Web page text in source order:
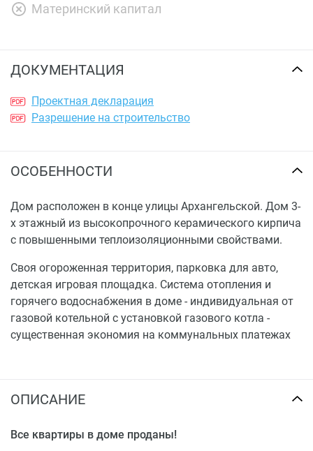
Материнский капитал
ДОКУМЕНТАЦИЯ
Проектная декларация
Разрешение на строительство
ОСОБЕННОСТИ
Дом расположен в конце улицы Архангельской. Дом 3-
х этажный из высокопрочного керамического кирпича
с повышенными теплоизоляционными свойствами.
Своя огороженная территория, парковка для авто,
детская игровая площадка. Система отопления и
горячего водоснабжения в доме - индивидуальная от
газовой котельной с установкой газового котла -
существенная экономия на коммунальных платежах
ОПИСАНИЕ
Все квартиры в доме проданы!